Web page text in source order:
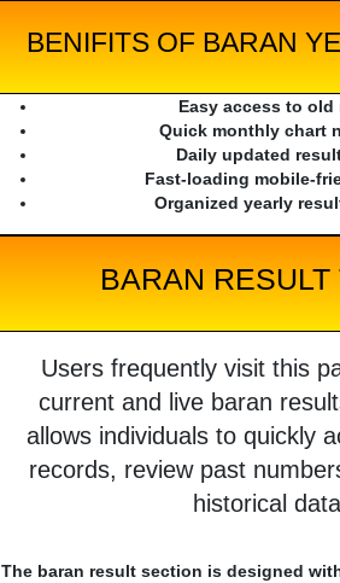
BENIFITS OF BARAN
Easy access to old
Quick monthly chart
Daily updated
Fast-loading mobile-
Organized yearly
BARAN RESULT
Users frequently visit this
current and live baran
allows individuals to quickly
records, review past
historical
The baran result section is designed